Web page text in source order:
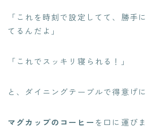
「これを時刻で設定してて、勝手
てるんだよ」
「これでスッキリ寝られる！」
と、ダイニングテーブルで得意げ
マグカップのコーヒー を口に運びま